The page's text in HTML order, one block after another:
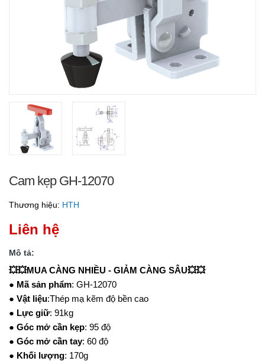
Cam kẹp GH-12070
Thương hiệu: HTH
Liên hệ
Mô tả:
💥💥MUA CÀNG NHIỀU - GIẢM CÀNG SÂU💥💥
● Mã sản phẩm: GH-12070
● Vật liệu:Thép mạ kẽm độ bền cao
● Lực giữ: 91kg
● Góc mở cần kẹp: 95 độ
● Góc mở cần tay: 60 độ
● Khối lượng: 170g